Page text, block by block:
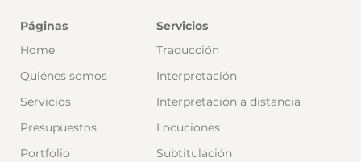
Páginas
Home
Quiénes somos
Servicios
Presupuestos
Portfolio
Servicios
Traducción
Interpretación
Interpretación a distancia
Locuciones
Subtitulación